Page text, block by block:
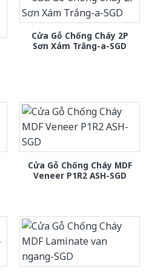
Cửa Gỗ Chống Cháy 2P
Sơn Xám Trắng-a-SGD
Cửa Gỗ Chống Cháy MDF
Veneer P1R2 ASH-SGD